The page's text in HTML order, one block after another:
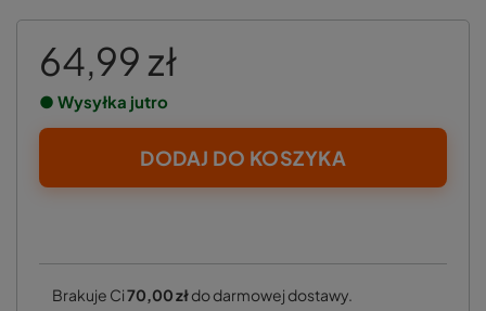
64,99 zł
● Wysyłka jutro
DODAJ DO KOSZYKA
Brakuje Ci70,00 złdo darmowej dostawy.